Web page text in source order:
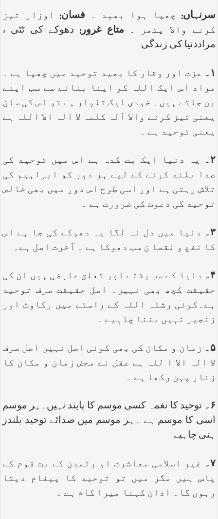
سرنہاں: چھپا ہوا بھید ۔ فسان: اوزار تیز
کرنے والا پتھر ۔ متاع غرور: دھوکے کی ٹٹی ،
مراددنیا کی زندگی
۱۔
عزت اور وقار کا بھید توحید میں چھپا ہے ۔
مراد اس ایک اللہ کو اپنا بنانے سے سب اپنے
بن جاتے ہیں۔ خودی ایک تلوار ہے تو اس کی سان
یعنی تیز کرنے والا آلہ کلمہ لا الہ الا اللہ ہے
یعنی توحید ہے ۔
۲۔
یہ دنیا ایک بت کدہ ہے اس میں توحید کی
صدا بلند کرنے کے لیے ہر دور کو ابراہیم کی
تلاش رہتی ہے اور اسی طرح اس دور میں بھی خالص
توحید کی دعوت کی ضرورت ہے ۔
۳۔
دنیا میں دل نہ لگا یہ دھوکے کی جا ہے اس
کا نفع و نقصا ن سب دھوکا ہے ۔ آخرت اصل ہے۔
۴۔
دنیا کے سب رشتے اور تعلق عارضی ہیں ان کی
حقیقت کچھ بھی نہیں۔ اصل حقیقت صرف توحید
ہے۔کوئی رشتہ اللہ کے راستے میں رکاوٹ اور
زنجیر نہیں بننا چاہیے ۔
۵۔
زمان و مکان کی بھی کوئی اصل نہیں اصل صرف
لا الہ الا ا للہ ہے عقل نے محض زمان و مکان کا
زنار پہن رکھا ہے ۔
۶۔
توحید کا نغمہ کسی موسم کا پابند نہیں۔ہر موسم
اسی کا موسم ہے ۔ہر موسم میں صدائے توحید بلندر
ہنی چاہیے
۷۔
غیر اسلامی معاشرت او رتمدن کے بت قوم کے
پاس ہیں مگر میں تو توحید کا پیغام دیتا
رہوں گا۔ اذان کہنا میرا کام ہے ۔